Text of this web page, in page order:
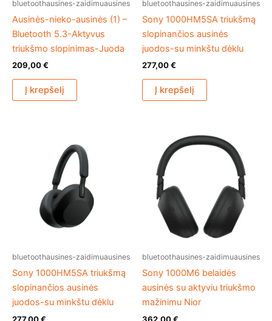
bluetoothausines-zaidimuausines
Ausinės-nieko-ausinės (1) –
Bluetooth 5.3-Aktyvus
triukšmo slopinimas-Juoda
209,00€
Į krepšelį
bluetoothausines-zaidimuausines
Sony 1000HM5SA triukšmą
slopinančios ausinės
juodos-su minkštu dėklu
277,00€
Į krepšelį
bluetoothausines-zaidimuausines
Sony 1000HM5SA triukšmą
slopinančios ausinės
juodos-su minkštu dėklu
277,00€
bluetoothausines-zaidimuausines
Sony 1000M6 belaidės
ausinės su aktyviu triukšmo
mažinimu Nior
362,00€